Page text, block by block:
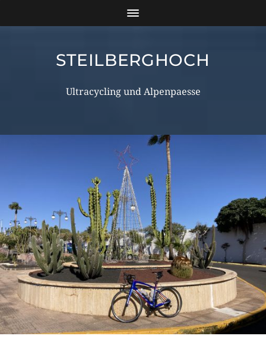
STEILBERGHOCH
Ultracycling und Alpenpaesse